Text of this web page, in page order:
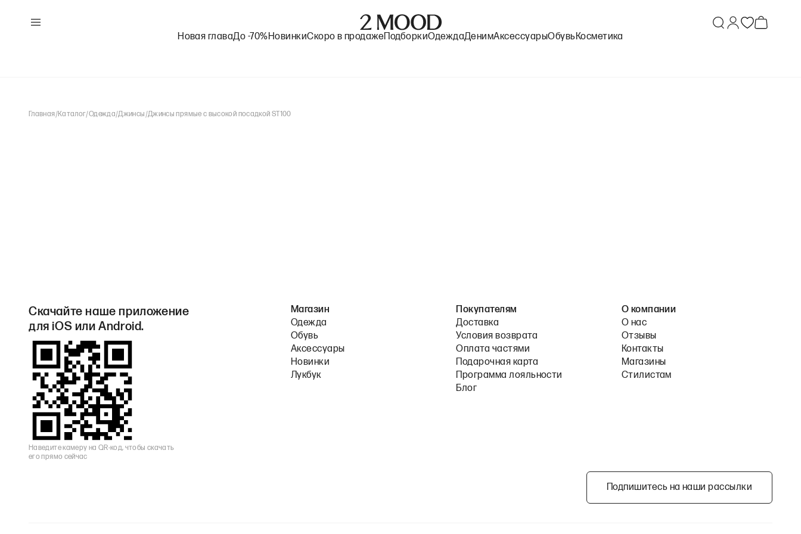
Новая главаДо -70%НовинкиСкоро в продаже ПодборкиОдеждаДенимАксессуарыОбувь Косметика
Главная/Каталог/Одежда/Джинсы /Джинсы прямые с высокой посадкой ST100
Скачайте наше приложение
для iOS или Android.
Наведите камеру на QR-код, чтобы скачать
его прямо сейчас
Магазин
Одежда
Обувь
Аксессуары
Новинки
Лукбук
Покупателям
Доставка
Условия возврата
Оплата частями
Подарочная карта
Программа лояльности
Блог
О компании
О нас
Отзывы
Контакты
Магазины
Стилистам
Подпишитесь на наши рассылки